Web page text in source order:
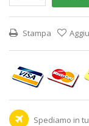
Stampa
Spediamo in